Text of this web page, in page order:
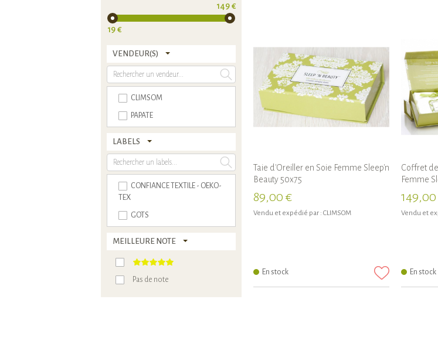
19 €
149 €
VENDEUR(S)
CLIMSOM
PAPATE
LABELS
CONFIANCE TEXTILE - OEKO-
TEX
GOTS
MEILLEURE NOTE
Pas de note
Taie d'Oreiller en Soie Femme Sleep'n
Beauty 50x75
89,00 €
Vendu et expédié par : CLIMSOM
En stock
Coffret
Femme
Vendu et
En stock